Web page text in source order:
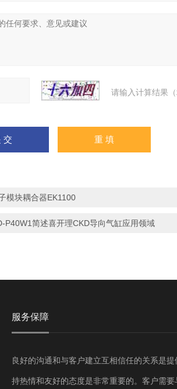
请输入计算结果
模块耦合器EK1100
P40W1简述喜开理CKD导向气缸应用领域
服务保障
良好的沟通和与客户建立互相信任的关系是
持热情和友好的态度是非常重要的。客户需